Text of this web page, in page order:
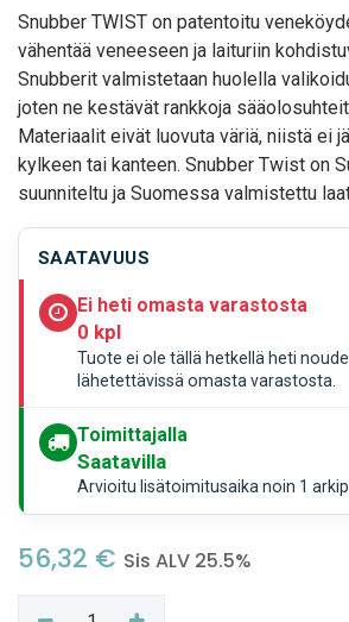
Snubber TWIST on patentoitu
vähentää veneeseen ja laituriin
Snubberit valmistetaan huolella
joten ne kestävät rankkoja
Materiaalit eivät luovuta väriä, niistä ei
kylkeen tai kanteen. Snubber Twist on
suunniteltu ja Suomessa valmistettu
SAATAVUUS
Ei heti omasta varastosta
0 kpl
Tuote ei ole tällä hetkellä heti
lähetettävissä omasta varastosta.
Toimittajalla
Saatavilla
Arvioitu lisätoimitusaika noin 1
56,32 € Sis ALV 25.5%